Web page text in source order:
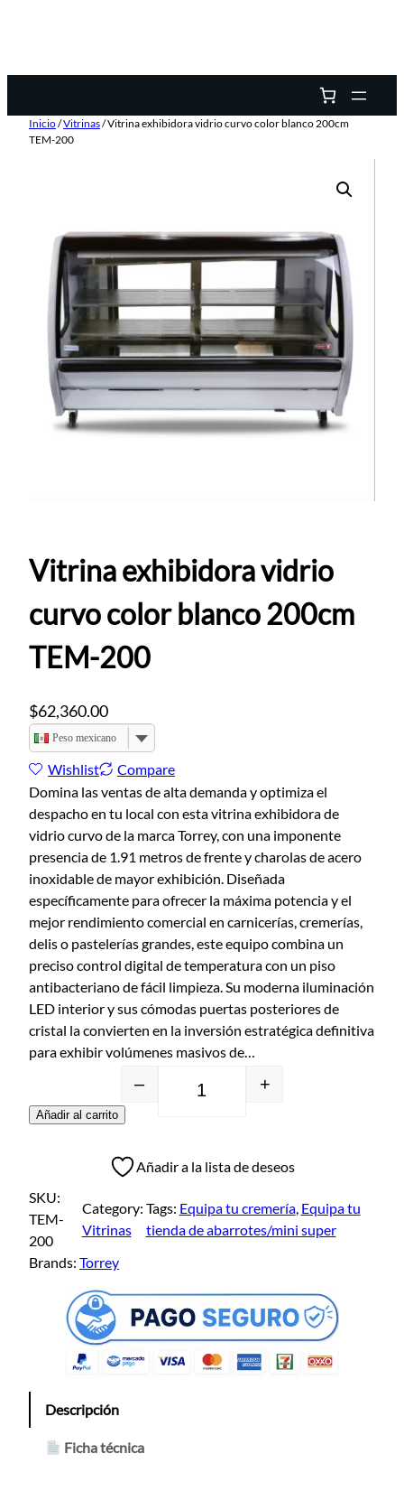
Inicio/Vitrinas/ Vitrina exhibidora vidrio curvo color blanco 200cm
TEM-200
Vitrina exhibidora vidrio
curvo color blanco 200cm
TEM-200
$62,360.00
Peso mexicano
Wishlist
Compare
Domina las ventas de alta demanda y optimiza el
despacho en tu local con esta vitrina exhibidora de
vidrio curvo de la marca Torrey, con una imponente
presencia de 1.91 metros de frente y charolas de acero
inoxidable de mayor exhibición. Diseñada
específicamente para ofrecer la máxima potencia y el
mejor rendimiento comercial en carnicerías, cremerías,
delis o pastelerías grandes, este equipo combina un
preciso control digital de temperatura con un piso
antibacteriano de fácil limpieza. Su moderna iluminación
LED interior y sus cómodas puertas posteriores de
cristal la convierten en la inversión estratégica definitiva
para exhibir volúmenes masivos de…
– +
Añadir al carrito
Añadir a la lista de deseos
SKU:
TEM-
200
Category:
Vitrinas
Tags: Equipa tu cremería, Equipa tu
tienda de abarrotes/mini super
Brands: Torrey
Descripción
Ficha técnica